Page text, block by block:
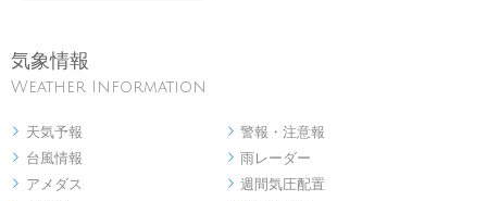
気象情報
Weather Information
 天気予報  警報・注意報
 台風情報  雨レーダー
 アメダス  週間気圧配置